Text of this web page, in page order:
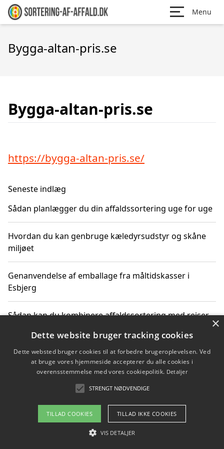
Menu
Bygga-altan-pris.se
Bygga-altan-pris.se
https://bygga-altan-pris.se/
Seneste indlæg
Sådan planlægger du din affaldssortering uge for uge
Hvordan du kan genbruge kæledyrsudstyr og skåne
miljøet
Genanvendelse af emballage fra måltidskasser i
Esbjerg
Sådan kan du kombinere affaldssortering med rejser
Hvordan affaldssortering kan bidrage til co2 reduktion
Om / kontakt
Blog Betingelser
×
Dette website bruger tracking cookies
Dette websted bruger cookies til at forbedre brugeroplevelsen. Ved
at bruge vores hjemmeside accepterer du alle cookies i
overensstemmelse med vores cookiepolitik. Detaljer
STRENGT NØDVENDIGE
TILLAD COOKIES TILLAD IKKE COOKIES
VIS DETALJER